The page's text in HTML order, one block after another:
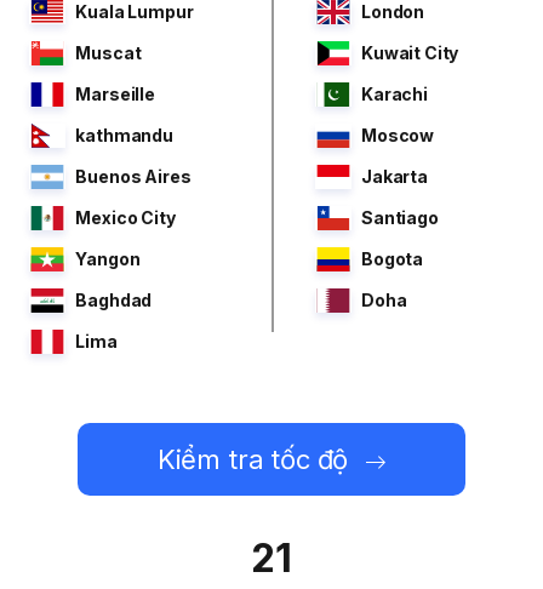
Kuala Lumpur
London
Muscat
Kuwait City
Marseille
Karachi
kathmandu
Moscow
Buenos Aires
Jakarta
Mexico City
Santiago
Yangon
Bogota
Baghdad
Doha
Lima
Kiểm tra tốc độ
21